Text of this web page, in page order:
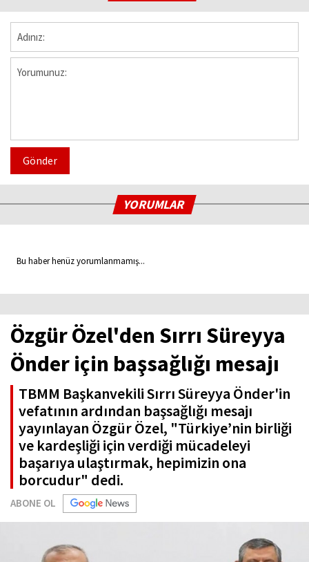
Gönder
YORUMLAR
Bu haber henüz yorumlanmamış...
Özgür Özel'den Sırrı Süreyya
Önder için başsağlığı mesajı
TBMM Başkanvekili Sırrı Süreyya Önder'in
vefatının ardından başsağlığı mesajı
yayınlayan Özgür Özel, "Türkiye’nin birliği
ve kardeşliği için verdiği mücadeleyi
başarıya ulaştırmak, hepimizin ona
borcudur" dedi.
ABONE OL